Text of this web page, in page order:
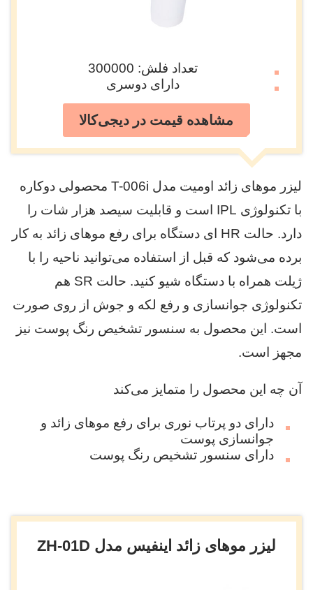
تعداد فلش: 300000
دارای دوسری
مشاهده قیمت در دیجی‌کالا
لیزر موهای زائد اومیت مدل T-006i محصولی دوکاره
با تکنولوژی IPL است و قابلیت سیصد هزار شات را
دارد. حالت HR ای دستگاه برای رفع موهای زائد به کار
برده می‌شود که قبل از استفاده می‌توانید ناحیه را با
ژیلت همراه با دستگاه شیو کنید. حالت SR هم
تکنولوژی جوانسازی و رفع لکه و جوش از روی صورت
است. این محصول به سنسور تشخیص رنگ پوست نیز
مجهز است.
آن چه این محصول را متمایز می‌کند
دارای دو پرتاب نوری برای رفع موهای زائد و
جوانسازی پوست
دارای سنسور تشخیص رنگ پوست
لیزر موهای زائد اینفیس مدل ZH-01D